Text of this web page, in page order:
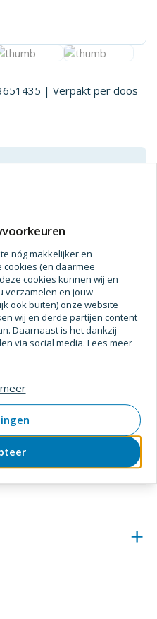
| Verpakt per doos
2,8 mm
1,36
2,8 mm
Verzinkt
Hout
nóg makkelijker en
(en daarmee
cookies kunnen wij en
verzamelen en jouw
ook buiten) onze website
wij en derde partijen content
Daarnaast is het dankzij
via social media. Lees meer